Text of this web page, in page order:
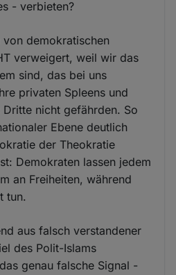
- verbieten?
demokratischen
verweigert, weil wir das
sind, das bei uns
privaten Spleens und
nicht gefährden. So
Ebene deutlich
der Theokratie
Demokraten lassen jedem
an Freiheiten, während
tun.
aus falsch verstandener
des Polit-Islams
genau falsche Signal -